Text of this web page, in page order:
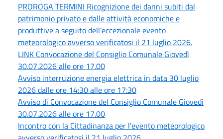
PROROGA TERMINI Ricognizione dei danni subiti dal
patrimonio privato e dalle attività economiche e
produttive a seguito dell’eccezionale evento
meteorologico avverso verificatosi il 21 luglio 2026.
LINK Convocazione del Consiglio Comunale Giovedì
30.07.2026 alle ore 17.00
Avviso interruzione energia elettrica in data 30 luglio
2026 dalle ore 14:30 alle ore 17:30
Avviso di Convocazione del Consiglio Comunale Giovedì
30.07.2026 alle ore 17.00
Incontro con la Cittadinanza per l'evento meteorologico